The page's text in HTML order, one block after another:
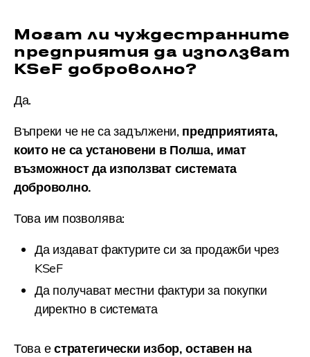
Могат ли чуждестранните
предприятия да използват
KSeF доброволно?
Да.
Въпреки че не са задължени, предприятията,
които не са установени в Полша, имат
възможност да използват системата
доброволно.
Това им позволява:
Да издават фактурите си за продажби чрез
KSeF
Да получават местни фактури за покупки
директно в системата
Това естратегически избор, оставен на